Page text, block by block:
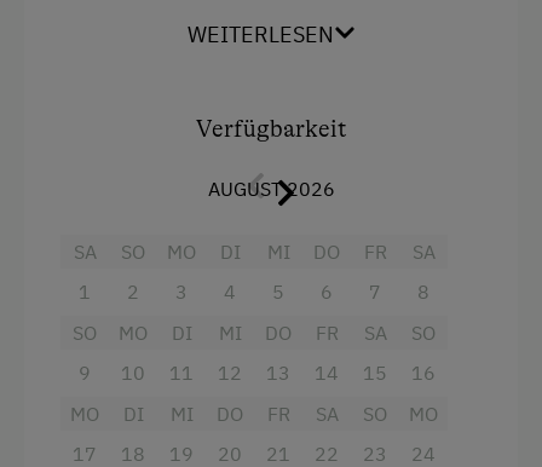
Bettwäsche vorhanden
Brötchenservice
Geschirr vorhanden
Trockenraum
Fernseher
Haarföhn
Toilette
WEITERLESEN
Verfügbarkeit
AUGUST 2026
SA
1
SO
2
MO
3
DI
4
MI
5
DO
6
FR
7
SA
8
SO
9
MO
10
DI
11
MI
12
DO
13
FR
14
SA
15
SO
16
MO
17
DI
18
MI
19
DO
20
FR
21
SA
22
SO
23
MO
24